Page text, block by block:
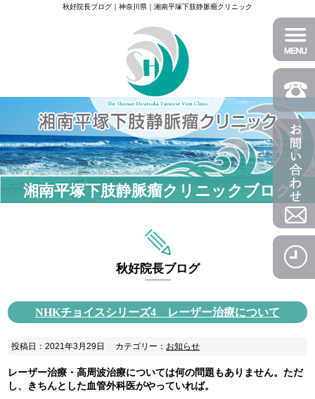
秋好院長ブログ｜神奈川県｜湘南平塚下肢静脈瘤クリニック
湘南平塚下肢静脈瘤クリニックブログ
秋好院長ブログ
NHKチョイスシリーズ4 レーザー治療について
投稿日：2021年3月29日 カテゴリー： お知らせ
レーザー治療・高周波治療については何の問題もありません。ただ
し、きちんとした血管外科医がやっていれば。